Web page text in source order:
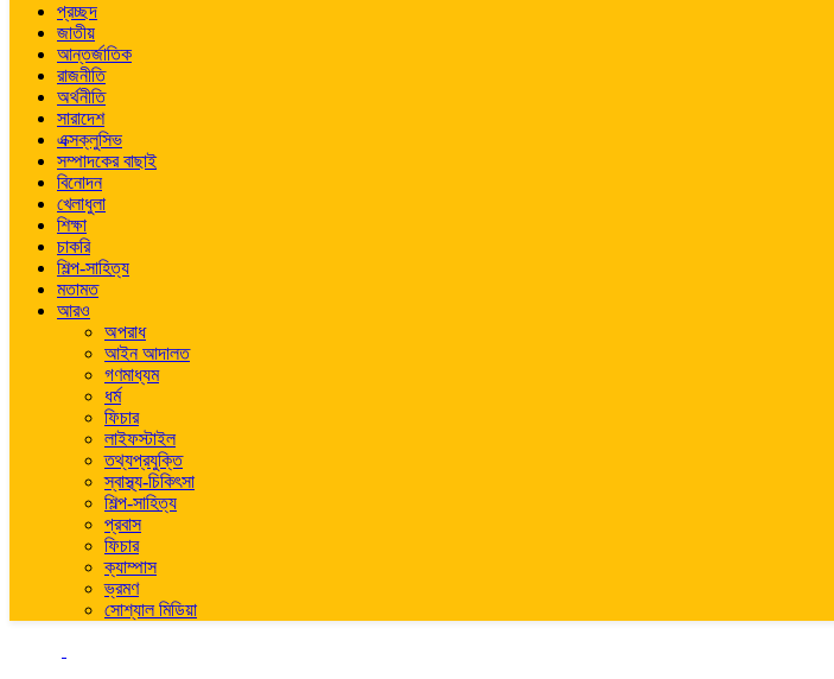
প্রচ্ছদ
জাতীয়
আন্তর্জাতিক
রাজনীতি
অর্থনীতি
সারাদেশ
এক্সক্লুসিভ
সম্পাদকের বাছাই
বিনোদন
খেলাধুলা
শিক্ষা
চাকরি
শিল্প-সাহিত্য
মতামত
আরও
অপরাধ
আইন আদালত
গণমাধ্যম
ধর্ম
ফিচার
লাইফস্টাইল
তথ্যপ্রযুক্তি
স্বাস্থ্য-চিকিৎসা
শিল্প-সাহিত্য
প্রবাস
ফিচার
ক্যাম্পাস
ভ্রমণ
সোশ্যাল মিডিয়া